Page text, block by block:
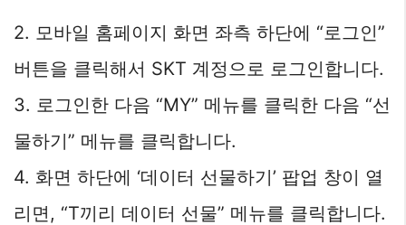
2. 모바일 홈페이지 화면 좌측 하단에 “로그인”
버튼을 클릭해서 SKT 계정으로 로그인합니다.
3. 로그인한 다음 “MY” 메뉴를 클릭한 다음 “선
물하기” 메뉴를 클릭합니다.
4. 화면 하단에 ‘데이터 선물하기’ 팝업 창이 열
리면, “T끼리 데이터 선물” 메뉴를 클릭합니다.